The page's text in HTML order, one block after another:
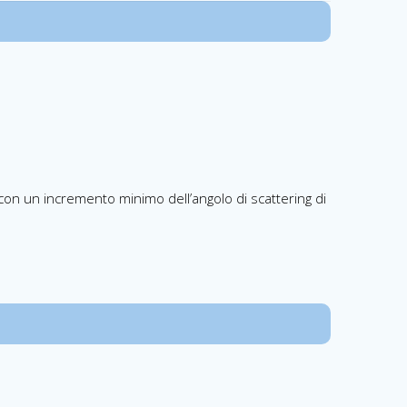
un incremento minimo dell’angolo di scattering di